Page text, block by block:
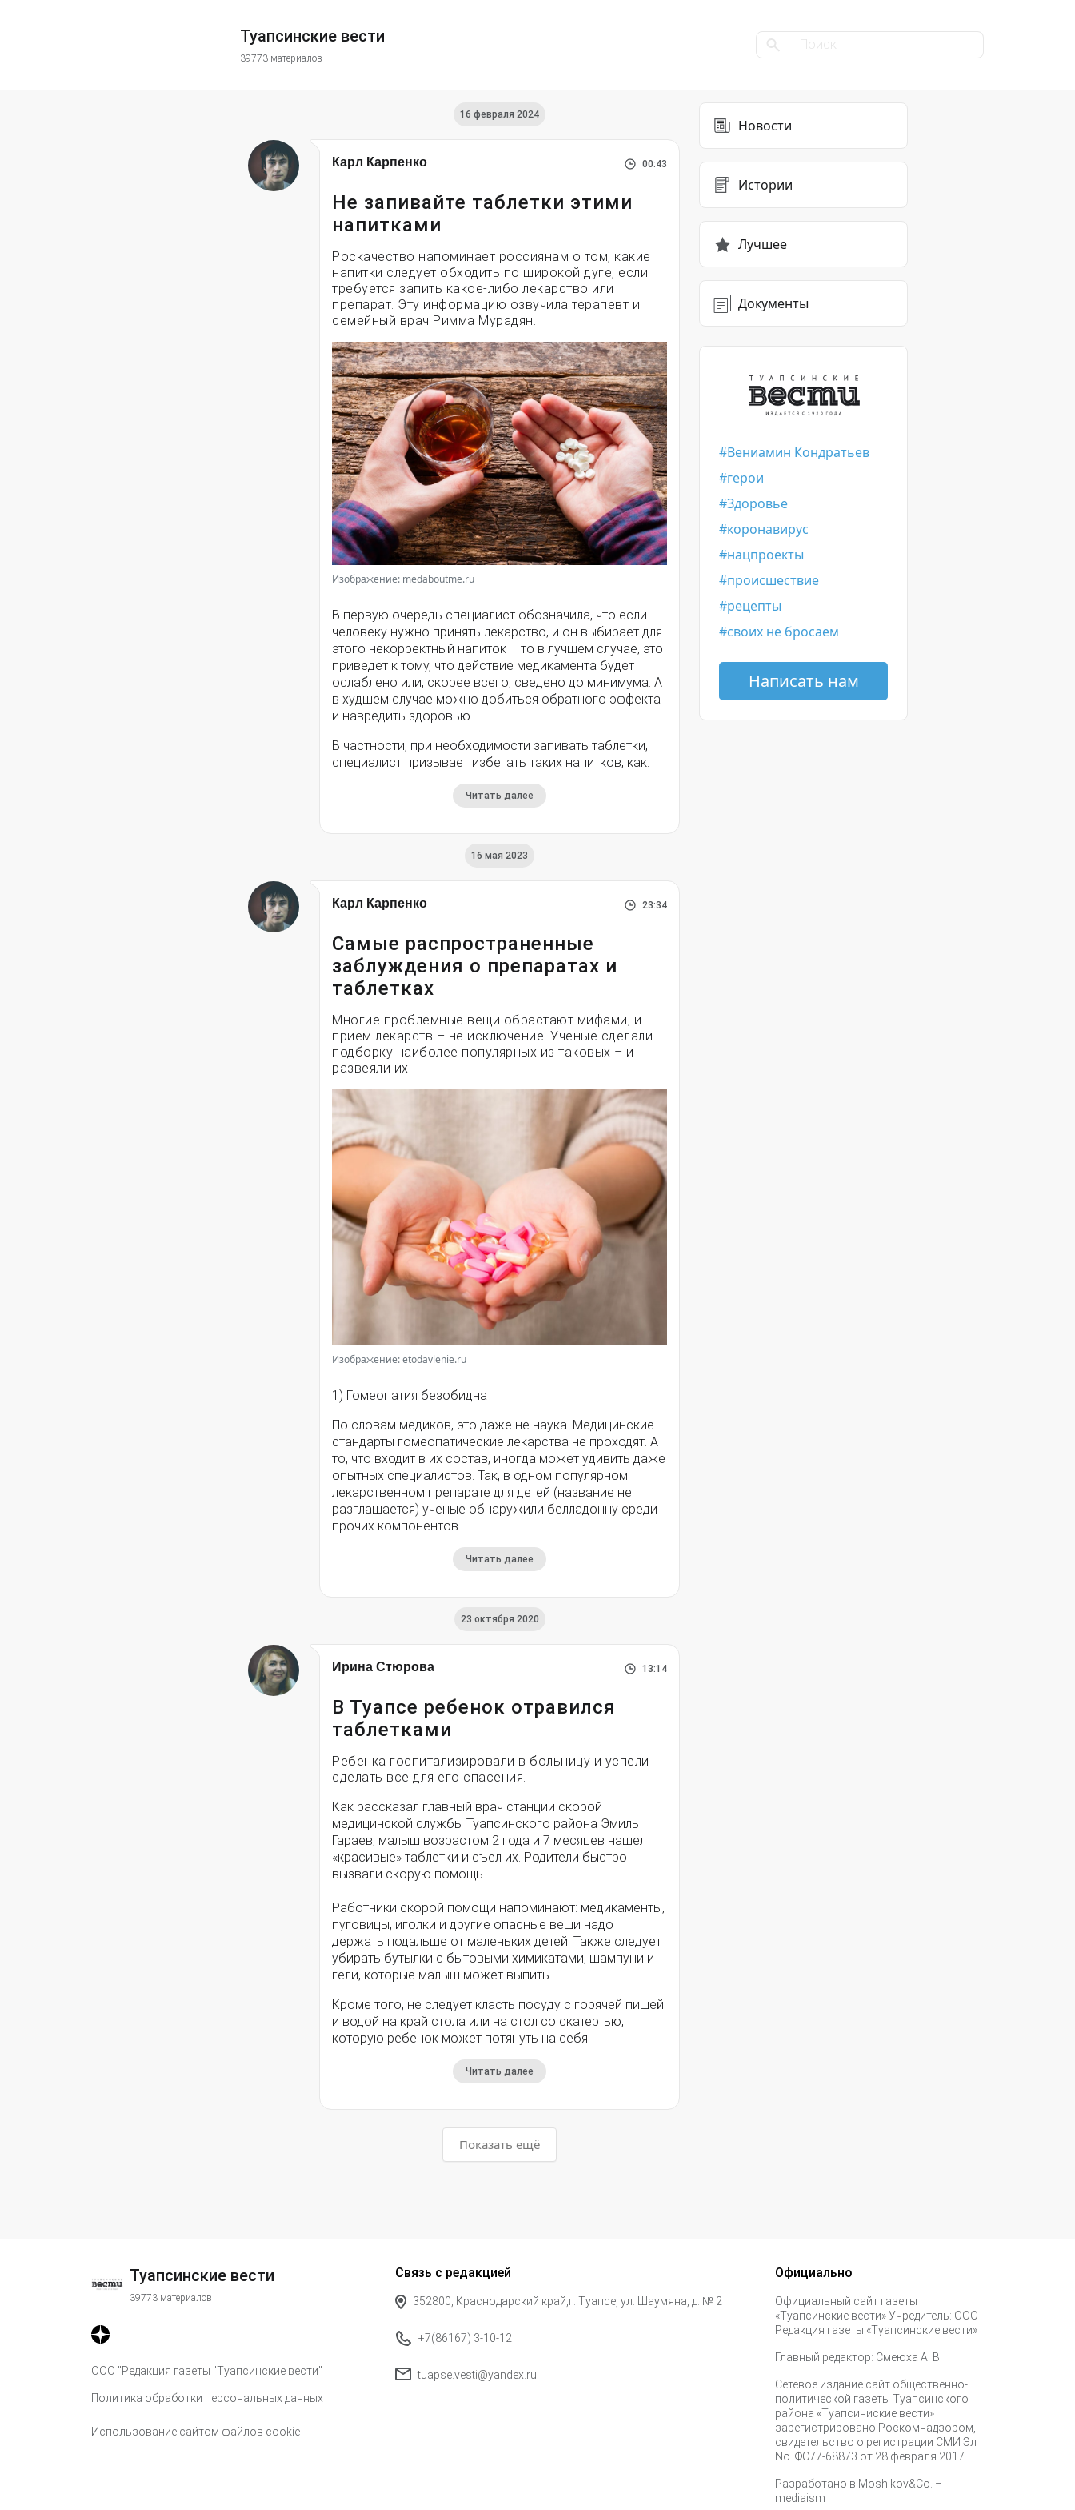
Туапсинские вести
39773 материалов
16 февраля 2024
Карл Карпенко 00:43
Не запивайте таблетки этими
напитками
Роскачество напоминает россиянам о том, какие
напитки следует обходить по широкой дуге, если
требуется запить какое-либо лекарство или
препарат. Эту информацию озвучила терапевт и
семейный врач Римма Мурадян.
Изображение: medaboutme.ru
В первую очередь специалист обозначила, что если
человеку нужно принять лекарство, и он выбирает для
этого некорректный напиток – то в лучшем случае, это
приведет к тому, что действие медикамента будет
ослаблено или, скорее всего, сведено до минимума. А
в худшем случае можно добиться обратного эффекта
и навредить здоровью.
В частности, при необходимости запивать таблетки,
специалист призывает избегать таких напитков, как:
Читать далее
16 мая 2023
Карл Карпенко 23:34
Самые распространенные
заблуждения о препаратах и
таблетках
Многие проблемные вещи обрастают мифами, и
прием лекарств – не исключение. Ученые сделали
подборку наиболее популярных из таковых – и
развеяли их.
Изображение: etodavlenie.ru
1) Гомеопатия безобидна
По словам медиков, это даже не наука. Медицинские
стандарты гомеопатические лекарства не проходят. А
то, что входит в их состав, иногда может удивить даже
опытных специалистов. Так, в одном популярном
лекарственном препарате для детей (название не
разглашается) ученые обнаружили белладонну среди
прочих компонентов.
Читать далее
23 октября 2020
Ирина Стюрова 13:14
В Туапсе ребенок отравился
таблетками
Ребенка госпитализировали в больницу и успели
сделать все для его спасения.
Как рассказал главный врач станции скорой
медицинской службы Туапсинского района Эмиль
Гараев, малыш возрастом 2 года и 7 месяцев нашел
«красивые» таблетки и съел их. Родители быстро
вызвали скорую помощь.
Работники скорой помощи напоминают: медикаменты,
пуговицы, иголки и другие опасные вещи надо
держать подальше от маленьких детей. Также следует
убирать бутылки с бытовыми химикатами, шампуни и
гели, которые малыш может выпить.
Кроме того, не следует класть посуду с горячей пищей
и водой на край стола или на стол со скатертью,
которую ребенок может потянуть на себя.
Читать далее
Показать ещё
Новости
Истории
Лучшее
Документы
Вениамин Кондратьев
герои
Здоровье
коронавирус
нацпроекты
происшествие
рецепты
своих не бросаем
Написать нам
Туапсинские вести
39773 материалов
ООО "Редакция газеты "Туапсинские вести"
Политика обработки персональных данных
Использование сайтом файлов cookie
Связь с редакцией
352800, Краснодарский край,г. Туапсе, ул. Шаумяна, д. № 2
+7(86167) 3-10-12
tuapse.vesti@yandex.ru
Официально
Официальный сайт газеты
«Туапсинские вести» Учредитель: ООО
Редакция газеты «Туапсинские вести»
Главный редактор: Смеюха А. В.
Сетевое издание сайт общественно-
политической газеты Туапсинского
района «Туапсиниские вести»
зарегистрировано Роскомнадзором,
свидетельство о регистрации СМИ Эл
No. ФС77-68873 от 28 февраля 2017
Разработано в Moshikov&Co. –
mediaism